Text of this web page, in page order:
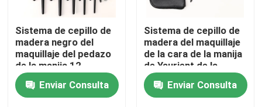
Hogar
Productos
Sobre nosotros
Sistema de cepillo de
madera negro del
maquillaje del pedazo
de la manija 12-
16cm12 con la bolsa
de la PUEnviar Consulta
Sistema de cepillo de
madera del maquillaje
de la cara de la manija
de Yaurient de la
belleza con el bolso de
la PU antimicrobiano
Enviar Consulta